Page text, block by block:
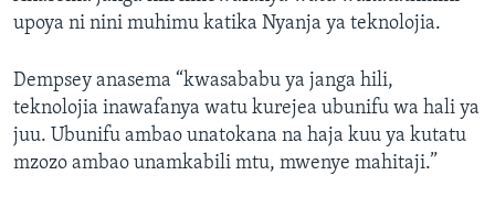
upoya ni nini muhimu katika Nyanja ya teknolojia.
Dempsey anasema “kwasababu ya janga hili,
teknolojia inawafanya watu kurejea ubunifu wa hali ya
juu. Ubunifu ambao unatokana na haja kuu ya kutatu
mzozo ambao unamkabili mtu, mwenye mahitaji.”